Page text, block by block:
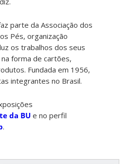
parte da Associação dos
Pés, organização
os trabalhos dos seus
forma de cartões,
Fundada em 1956,
integrantes no Brasil.
da BU e no perfil
.